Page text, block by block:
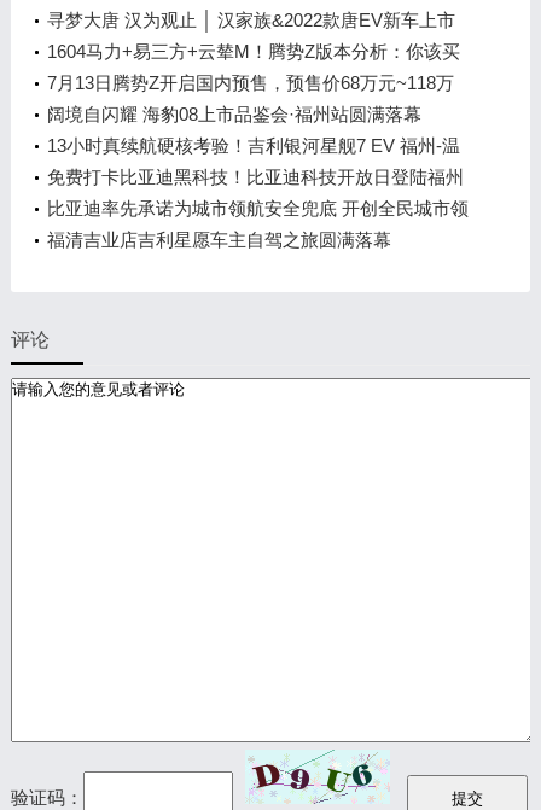
智能汽车集群
寻梦大唐 汉为观止 │ 汉家族&2022款唐EV新车上市
发布会，敬请期待！
1604马力+易三方+云辇M！腾势Z版本分析：你该买
谁？
7月13日腾势Z开启国内预售，预售价68万元~118万
元
阔境自闪耀 海豹08上市品鉴会·福州站圆满落幕
13小时真续航硬核考验！吉利银河星舰7 EV 福州-温
州长测达成率92.73%
免费打卡比亚迪黑科技！比亚迪科技开放日登陆福州
车展
比亚迪率先承诺为城市领航安全兜底 开创全民城市领
航时代
福清吉业店吉利星愿车主自驾之旅圆满落幕
评论
验证码：